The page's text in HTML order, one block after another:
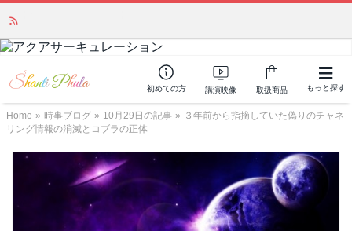
初めての方 講演映像 取扱商品 もっと探す
Home » 時事ブログ » 10月29日の記事 » ３年前から指摘していた偽りのチャネ
リング情報の消滅とコブラの正体